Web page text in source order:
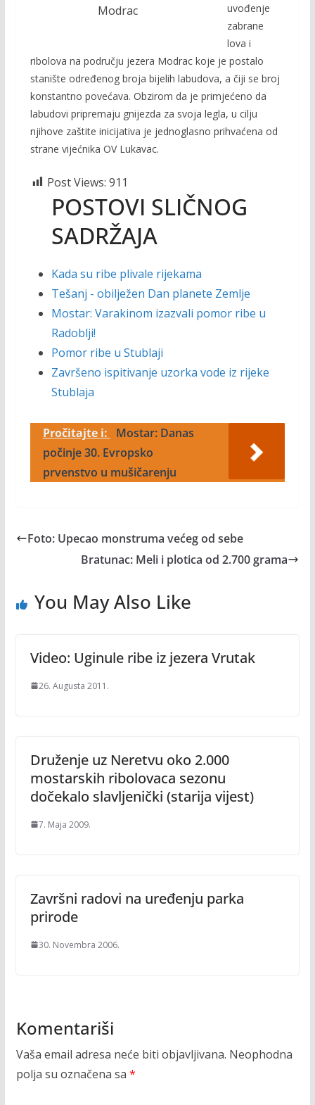
Modrac
uvođenje
zabrane
lova i
ribolova na području jezera Modrac koje je postalo
stanište određenog broja bijelih labudova, a čiji se broj
konstantno povećava. Obzirom da je primjećeno da
labudovi pripremaju gnijezda za svoja legla, u cilju
njihove zaštite inicijativa je jednoglasno prihvaćena od
strane vijećnika OV Lukavac.
Post Views: 911
POSTOVI SLIČNOG
SADRŽAJA
Kada su ribe plivale rijekama
Tešanj - obilježen Dan planete Zemlje
Mostar: Varakinom izazvali pomor ribe u
Radoblji!
Pomor ribe u Stublaji
Završeno ispitivanje uzorka vode iz rijeke
Stublaja
Pročitajte i:
Mostar: Danas
počinje 30. Evropsko
prvenstvo u mušičarenju
Foto: Upecao monstruma većeg od sebe
Bratunac: Meli i plotica od 2.700 grama
You May Also Like
Video: Uginule ribe iz jezera Vrutak
26. Augusta 2011.
Druženje uz Neretvu oko 2.000
mostarskih ribolovaca sezonu
dočekalo slavljenički (starija vijest)
7. Maja 2009.
Završni radovi na uređenju parka
prirode
30. Novembra 2006.
Komentariši
Vaša email adresa neće biti objavljivana. Neophodna
polja su označena sa *